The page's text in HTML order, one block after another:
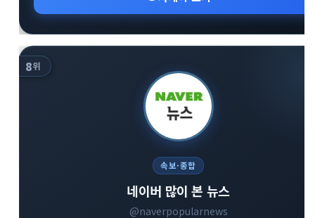
8위
속보·종합
네이버 많이 본 뉴스
@naverpopularnews